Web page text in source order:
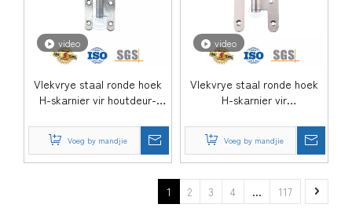
video
Vlekvrye staal ronde hoek
H-skarnier vir houtdeur-
Voeg by mandjie
video
Vlekvrye staal ronde hoek
H-skarnier vir
Voeg by mandjie
1 2 3 4 ... 117